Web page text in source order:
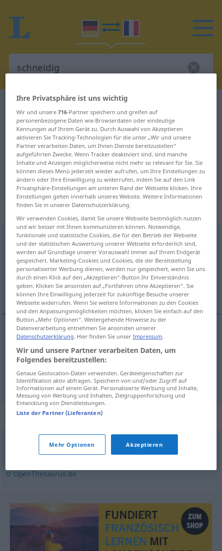
Deutsch-Französisch Wörterbuch
Deutsch-Französisch Übersetzung
für "schneidig"
"schneidig" Französisch
Übersetzung
„schneidig“: Adjektiv
schneidigadj UMG
Übersicht aller Übersetzungen
(Für mehr Details die Übersetzung anklicken/antippen)
plein de cran, fringant
pleindecran schneidig
fringant schneidig
Synonyme für "schneidig"
forsch ,zackig
© OpenThesaurus.de
Ihre Privatsphäre ist uns wichtig
Wir und unsere716-Partner speichern und greifen auf
personenbezogene Daten wie Browserdaten oder eindeutige
Kennungen auf Ihrem Gerät zu. Durch Auswahl von Akzeptieren
aktivieren Sie Tracking-Technologien für die unter „Wir und unsere
Partner verarbeiten Daten, um Ihnen Dienste bereitzustellen“
aufgeführten Zwecke. Wenn Tracker deaktiviert sind, sind manche
Inhalte und Anzeigen möglicherweise nicht mehr so relevant für Sie. Sie
können dieses Menü jederzeit wieder aufrufen, um Ihre Einstellungen zu
ändern oder Ihre Einwilligung zu widerrufen, indem Sie auf den Link
Privatsphäre-Einstellungen am unteren Rand der Webseite klicken. Ihre
Einstellungen gelten innerhalb unseres Website. Weitere Informationen
finden Sie in unserer Datenschutzerklärung.
Wir verwenden Cookies, damit Sie unsere Webseite bestmöglich nutzen
und wir besser mit Ihnen kommunizieren können. Notwendige,
funktionale und statistische Cookies, die für den Betrieb der Webseite
und der statistischen Auswertung unserer Webseite erforderlich sind,
werden auf Grundlage unserer Vorauswahl immer auf Ihrem Endgerät
gespeichert. Marketing-Cookies und Cookies, die der Bereitstellung
personalisierter Werbung dienen, werden nur gespeichert, wenn Sie uns
durch einen Klick auf den „Akzeptieren“-Button Ihr Einverständnis
geben. Klicken Sie ansonsten auf „Fortfahren ohne Akzeptieren“. Sie
können Ihre Einwilligung jederzeit für zukünftige Besuche unserer
Webseite widerrufen. Wenn Sie weitere Informationen zu den Cookies
und den Anpassungsmöglichkeiten möchten, klicken Sie einfach auf den
Button „Mehr Optionen“. Weitergehende Hinweise zu der
Datenverarbeitung entnehmen Sie ansonsten unserer
Datenschutzerklärung. Hier finden Sie unserImpressum.
Wir und unsere Partner verarbeiten Daten, um
Folgendes bereitzustellen:
Genaue Geolocation-Daten verwenden. Geräteeigenschaften zur
Identifikation aktiv abfragen. Speichern von und/oder Zugriff auf
Informationen auf einem Gerät. Personalisierte Werbung und Inhalte,
Messung von Werbung und Inhalten, Zielgruppenforschung und
Entwicklung von Dienstleistungen.
Liste der Partner (Lieferanten)
Mehr Optionen Akzeptieren